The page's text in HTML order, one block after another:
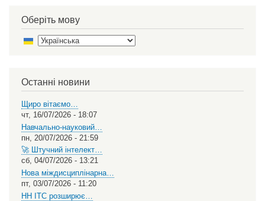
Оберіть мову
Останні новини
Щиро вітаємо…
чт, 16/07/2026 - 18:07
Навчально-науковий…
пн, 20/07/2026 - 21:59
🚀 Штучний інтелект…
сб, 04/07/2026 - 13:21
Нова міждисциплінарна…
пт, 03/07/2026 - 11:20
НН ІТС розширює…